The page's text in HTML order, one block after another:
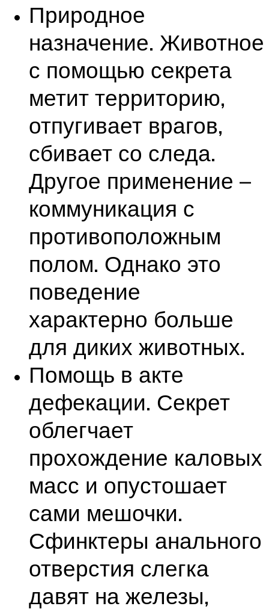
Природное
назначение. Животное
с помощью секрета
метит территорию,
отпугивает врагов,
сбивает со следа.
Другое применение –
коммуникация с
противоположным
полом. Однако это
поведение
характерно больше
для диких животных.
Помощь в акте
дефекации. Секрет
облегчает
прохождение каловых
масс и опустошает
сами мешочки.
Сфинктеры анального
отверстия слегка
давят на железы,